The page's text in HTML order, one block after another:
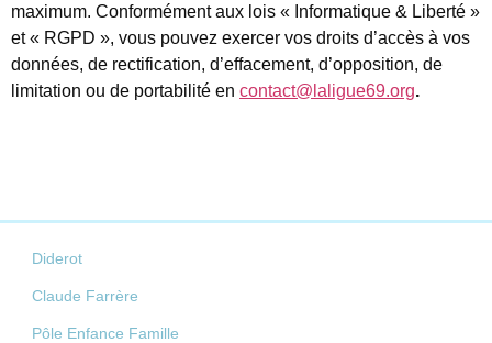
maximum. Conformément aux lois « Informatique & Liberté »
et « RGPD », vous pouvez exercer vos droits d’accès à vos
données, de rectification, d’effacement, d’opposition, de
limitation ou de portabilité en contact@laligue69.org.
Diderot
Claude Farrère
Pôle Enfance Famille